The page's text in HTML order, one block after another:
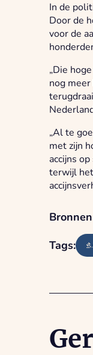
In de
Door de
voor de
„Die
nog
„Al te
met zijn
accijns
terwijl
Tags: